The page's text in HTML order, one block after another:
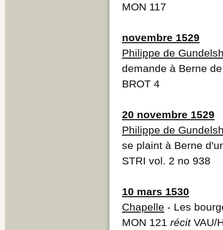
MON 117
novembre 1529
Philippe de
demande à Berne
BROT 4
20 novembre 1529
Philippe de
se plaint à Berne
STRI vol. 2 no 938
10 mars 1530
Chapelle - Les
MON 121 récit VAU/